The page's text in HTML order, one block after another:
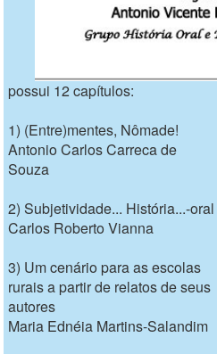
possui 12 capítulos:
1) (Entre)mentes, Nômade!
Antonio Carlos Carreca de
Souza
2) Subjetividade... História...-oral
Carlos Roberto Vianna
3) Um cenário para as escolas
rurais a partir de relatos de seus
autores
Maria Ednéia Martins-Salandim